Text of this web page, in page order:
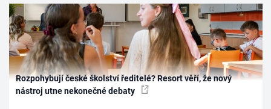
Rozpohybují české školství ředitelé? Resort věří, že nový
nástroj utne nekonečné debaty